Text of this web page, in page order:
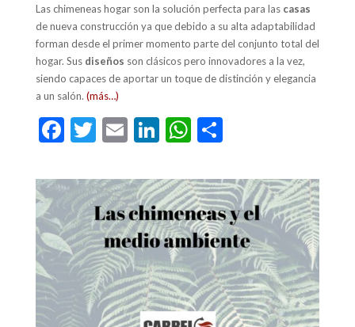
Las chimeneas hogar son la solución perfecta para las casas
de nueva construcción ya que debido a su alta adaptabilidad
forman desde el primer momento parte del conjunto total del
hogar. Susdiseños son clásicos pero innovadores a la vez,
siendo capaces de aportar un toque de distinción y elegancia
a un salón. (más…)
F
e
b
o
o
T
itt
er
E
ai
l
Li
ke
dI
n
W
at
s
A
p
p
C
m
p
ar
ti
r